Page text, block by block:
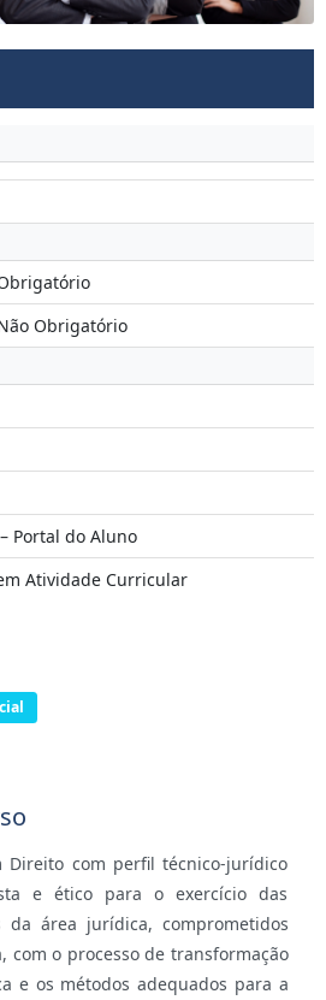
Obrigatório
Portal do Aluno
Atividade Curricular
Direito com perfil técnico-jurídico
e ético para o exercício das
da área jurídica, comprometidos
com o processo de transformação
e os métodos adequados para a